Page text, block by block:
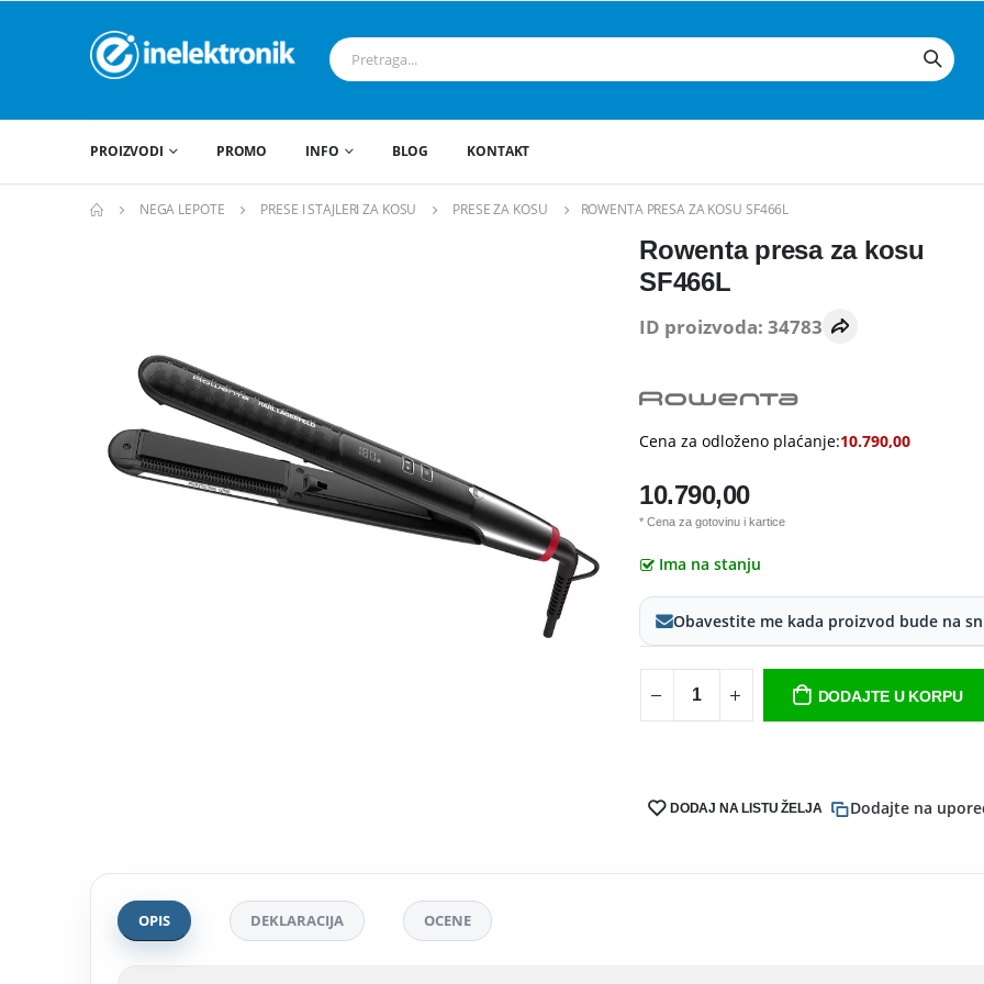
PROIZVODI PROMO INFO BLOG KONTAKT
NEGA LEPOTE PRESE I STAJLERI ZA KOSU PRESE ZA KOSU ROWENTA PRESA ZA KOSU SF466L
Rowenta presa za kosu
SF466L
ID proizvoda: 34783
Cena za odloženo plaćanje:10.790,00
10.790,00
* Cena za gotovinu i kartice
Ima na stanju
Obavestite me kada proizvod bude na
DODAJTE U KORPU
DODAJ NA LISTU ŽELJA Dodajte na
OPIS DEKLARACIJA OCENE